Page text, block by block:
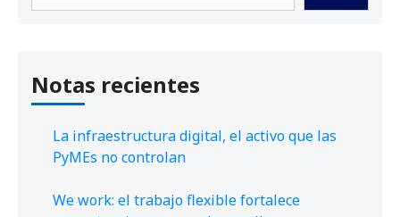
Notas recientes
La infraestructura digital, el activo que las
PyMEs no controlan
We work: el trabajo flexible fortalece